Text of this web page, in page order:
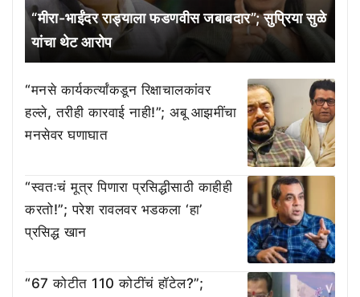
“मीरा-भाईंदर राड्याला फडणवीस जबाबदार”; सुप्रिया सुळे
यांचा थेट आरोप
“मनसे कार्यकर्त्यांकडून रिक्षाचालकांवर
हल्ले, तरीही कारवाई नाही!”; अबू आझमींचा
मनसेवर घणाघात
“स्वतःचं मूत्र पिणारा प्रसिद्धीसाठी काहीही
करतो!”; परेश रावलवर भडकला ‘हा’
प्रसिद्ध खान
“67 कोटीत 110 कोटींचं हॉटेल?”;